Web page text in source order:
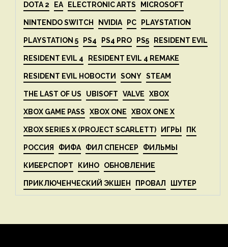
DOTA 2 EA ELECTRONIC ARTS MICROSOFT
NINTENDO SWITCH NVIDIA PC PLAYSTATION
PLAYSTATION 5 PS4 PS4 PRO PS5 RESIDENT EVIL
RESIDENT EVIL 4 RESIDENT EVIL 4 REMAKE
RESIDENT EVIL НОВОСТИ SONY STEAM
THE LAST OF US UBISOFT VALVE XBOX
XBOX GAME PASS XBOX ONE XBOX ONE X
XBOX SERIES X (PROJECT SCARLETT) ИГРЫ ПК
РОССИЯ ФИФА ФИЛ СПЕНСЕР ФИЛЬМЫ
КИБЕРСПОРТ КИНО ОБНОВЛЕНИЕ
ПРИКЛЮЧЕНЧЕСКИЙ ЭКШЕН ПРОВАЛ ШУТЕР